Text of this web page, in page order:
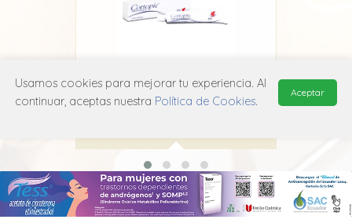
Cortopic
Usamos cookies para mejorar tu experiencia. Al
continuar, aceptas nuestra Política de Cookies.
Aceptar